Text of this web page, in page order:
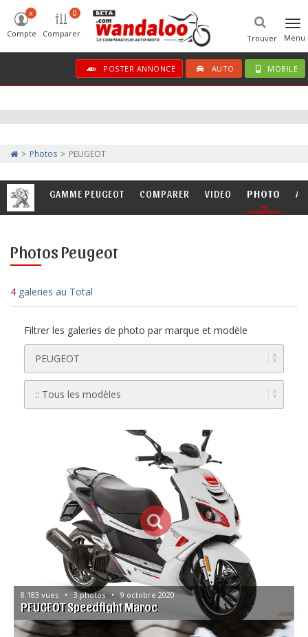
Menu
Trouver
x
Compte
0
Comparer
POSTER ANNONCE AUTO MOBILE
Photos PEUGEOT
GAMME PEUGEOT COMPARER VIDEO PHOTO
Photos Peugeot
4 galeries au Total
Filtrer les galeries de photo par marque et modèle
8.183 vues   •   3 photos   •   9 octobre 2020
PEUGEOT Speedfight Maroc